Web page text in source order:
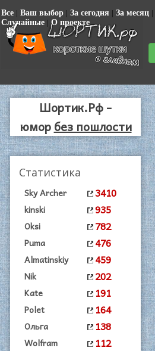
Все | Ваш выбор | За сегодня | За месяц |
Случайные | О проекте
Шортик.Рф -
юморбез пошлости
Статистика
Sky Archer 3410
kinski 935
Oksi 782
Puma 476
Almatinskiy 459
Nik 202
Kate 191
Polet 164
Ольга 138
Wolfram 112